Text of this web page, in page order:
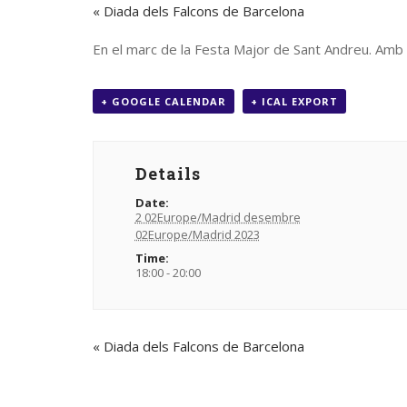
« Diada dels Falcons de Barcelona
En el marc de la Festa Major de Sant Andreu.
+ GOOGLE CALENDAR + ICAL EXPORT
Details
Date:
2 02Europe/Madrid desembre
02Europe/Madrid 2023
Time:
18:00 - 20:00
« Diada dels Falcons de Barcelona
gegants@gegantsbcn.org
Coordinadora de Colles
08002 – Barcelona